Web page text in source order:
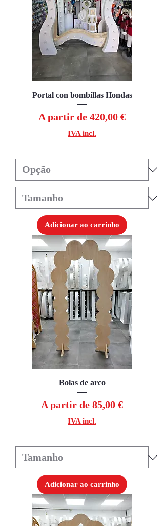
Portal con bombillas Hondas
A partir de 420,00 €
Preço promocional
IVA incl.
Adicionar ao carrinho
Bolas de arco
A partir de 85,00 €
Preço promocional
IVA incl.
Adicionar ao carrinho